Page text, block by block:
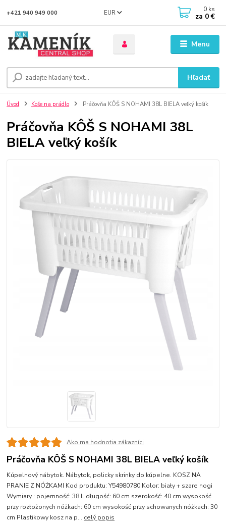
Menu
EUR
Hľadať
+421 940 949 000 0 ks
za 0 €
Úvod Koše na prádlo Práčovňa KÔŠ S NOHAMI 38L BIELA veľký košík
Práčovňa KÔŠ S NOHAMI 38L
BIELA veľký košík
Ako ma hodnotia zákazníci
Práčovňa KÔŠ S NOHAMI 38L BIELA veľký košík
Kúpelnový nábytok. Nábytok, policky skrinky do kúpelne. KOSZ NA
PRANIE Z NÓŻKAMI Kod produktu: Y54980780 Kolor: biały + szare nogi
Wymiary : pojemność: 38 L długość: 60 cm szerokość: 40 cm wysokość
przy rozłożonych nóżkach: 60 cm wysokość przy schowanych nóżkach: 30
cm Plastikowy kosz na p... celý popis